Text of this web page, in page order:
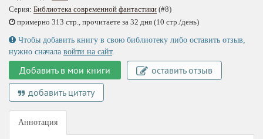
Серия: Библиотека современной фантастики (#8)
примерно 313 стр., прочитаете за 32 дня (10 стр./день)
Чтобы добавить книгу в свою библиотеку либо оставить отзыв,
нужно сначала войти на сайт.
Добавить в мои книги
оставить отзыв
добавить цитату
Аннотация